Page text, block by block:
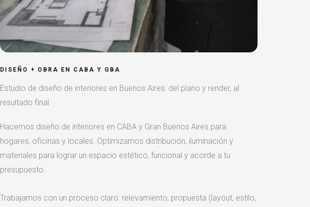
DISEÑO + OBRA EN CABA Y GBA
Estudio de diseño de interiores en Buenos Aires: del plano y render, al
resultado final
Hacemos diseño de interiores en CABA y Gran Buenos Aires para
hogares, oficinas y locales. Optimizamos distribución, iluminación y
materiales para lograr un espacio estético, funcional y acorde a tu
presupuesto.
Trabajamos con un proceso claro: relevamiento, propuesta (layout, estilo,